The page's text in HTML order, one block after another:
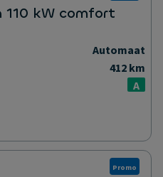
110 kW comfort
Automaat
412 km
A
Promo